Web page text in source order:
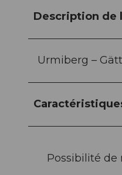
Description de
Urmiberg –
Possibilité de